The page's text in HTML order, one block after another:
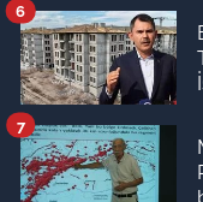
6
7